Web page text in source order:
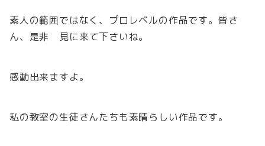
素人の範囲ではなく、プロレベルの作品です。皆さ
ん、是非 見に来て下さいね。
感動出来ますよ。
私の教室の生徒さんたちも素晴らしい作品です。